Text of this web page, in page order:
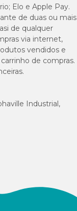
Elo e Apple Pay.
de duas ou mais
de qualquer
via internet,
vendidos e
de compras.
Industrial,